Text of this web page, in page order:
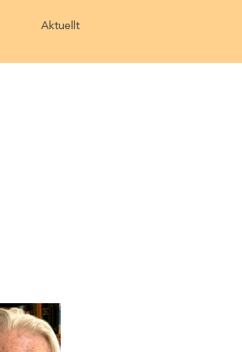
Aktuellt